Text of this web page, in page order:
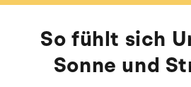
So fühlt sich
Sonne und